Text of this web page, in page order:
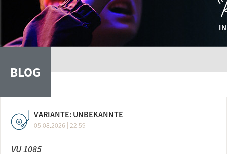
Jörg Graßdorf
Electro House
Electro Breaks
Deep House
BLOG
VARIANTE: UNBEKANNTE
05.08.2026 | 22:59
VU 1085